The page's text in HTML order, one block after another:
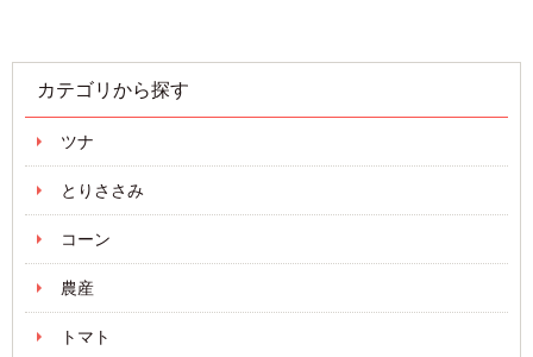
カテゴリから探す
ツナ
とりささみ
コーン
農産
トマト